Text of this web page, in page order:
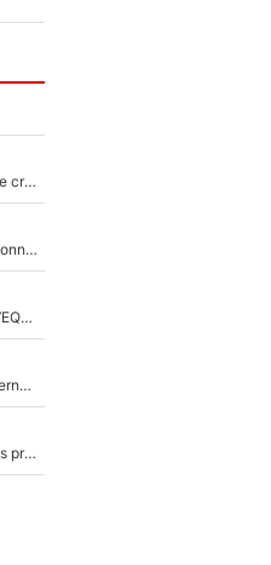
Grégory Lorenzi doit renoncer à cinq signatures en pleine crise financière : L’IA propose sept noms à l’OM pour un mercato réussi... à seulement 5M€ !
«Plus grand, je ferai chauffeur-livreur» : Nouveau sélectionneur des Bleus, Zinédine Zidane s’était imaginé un avenir très différent lorsqu'il était enfant
Johan Micoud en conflit avec un autre chroniqueur de L’EQUIPE du Soir : «Pendant un moment, je ne les ai pas remis ensemble dans l'émission»
Proche de rejoindre Bruno Genesio à l'OM, un ancien international français va finalement débarquer... sur RMC !
«Il y a probablement besoin de changer des choses» : Les premiers changements de Zinedine Zidane en équipe de France sont révélés ?